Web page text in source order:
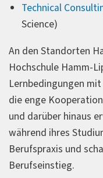
Technical
Science)
An den Standorten
Hochschule Hamm-
Lernbedingungen
die enge
und darüber hinaus
während ihres
Berufspraxis und
Berufseinstieg.